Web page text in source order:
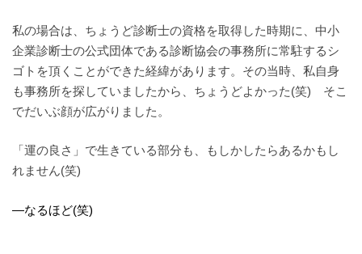
私の場合は、ちょうど診断士の資格を取得した時期に、中小
企業診断士の公式団体である診断協会の事務所に常駐するシ
ゴトを頂くことができた経緯があります。その当時、私自身
も事務所を探していましたから、ちょうどよかった(笑) そこ
でだいぶ顔が広がりました。
「運の良さ」で生きている部分も、もしかしたらあるかもし
れません(笑)
—なるほど(笑)